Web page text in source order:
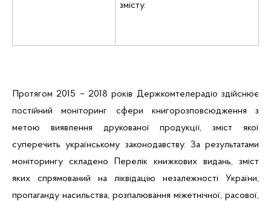
змісту.
Протягом 2015 – 2018 років Держкомтелерадіо здійснює
постійний моніторинг сфери книгорозповсюдження з
метою виявлення друкованої продукції, зміст якої
суперечить українському законодавству. За результатами
моніторингу складено Перелік книжкових видань, зміст
яких спрямований на ліквідацію незалежності України,
пропаганду насильства, розпалювання міжетнічної, расової,